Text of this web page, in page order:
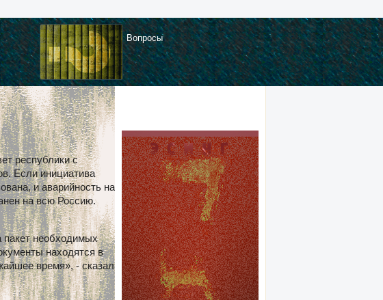
Вопросы
республики с
Если инициатива
и аварийность на
на всю Россию.
пакет необходимых
находятся в
время», - сказал